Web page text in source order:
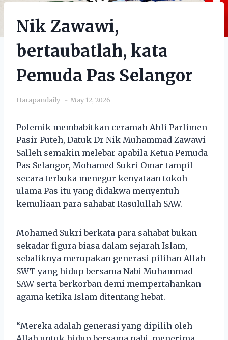
Nik Zawawi,
bertaubatlah, kata
Pemuda Pas Selangor
Harapandaily May 12, 2026
Polemik membabitkan ceramah Ahli Parlimen
Pasir Puteh, Datuk Dr Nik Muhammad Zawawi
Salleh semakin melebar apabila Ketua Pemuda
Pas Selangor, Mohamed Sukri Omar tampil
secara terbuka menegur kenyataan tokoh
ulama Pas itu yang didakwa menyentuh
kemuliaan para sahabat Rasulullah SAW.
Mohamed Sukri berkata para sahabat bukan
sekadar figura biasa dalam sejarah Islam,
sebaliknya merupakan generasi pilihan Allah
SWT yang hidup bersama Nabi Muhammad
SAW serta berkorban demi mempertahankan
agama ketika Islam ditentang hebat.
“Mereka adalah generasi yang dipilih oleh